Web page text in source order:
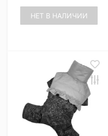
НЕТ В НАЛИЧИИ